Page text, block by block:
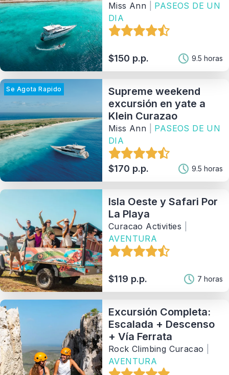
121 Matching Properties
Show Results
Miss Ann
PASEOS DE UN
DIA
$150 p.p. 9.5 horas
Se Agota Rapido
Supreme weekend
excursión en yate a
Klein Curazao
Miss Ann
PASEOS DE UN
DIA
$170 p.p. 9.5 horas
Isla Oeste y Safari Por
La Playa
Curacao Activities
AVENTURA
$119 p.p. 7 horas
Excursión Completa:
Escalada + Descenso
+ Vía Ferrata
Rock Climbing Curacao
AVENTURA